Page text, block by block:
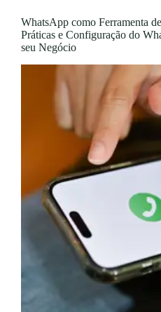
WhatsApp como Ferramenta
Práticas e Configuração do
seu Negócio